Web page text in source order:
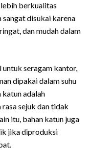
berkualitas
disukai karena
dan mudah dalam
untuk seragam kantor,
dipakai dalam suhu
katun adalah
sejuk dan tidak
itu, bahan katun juga
jika diproduksi